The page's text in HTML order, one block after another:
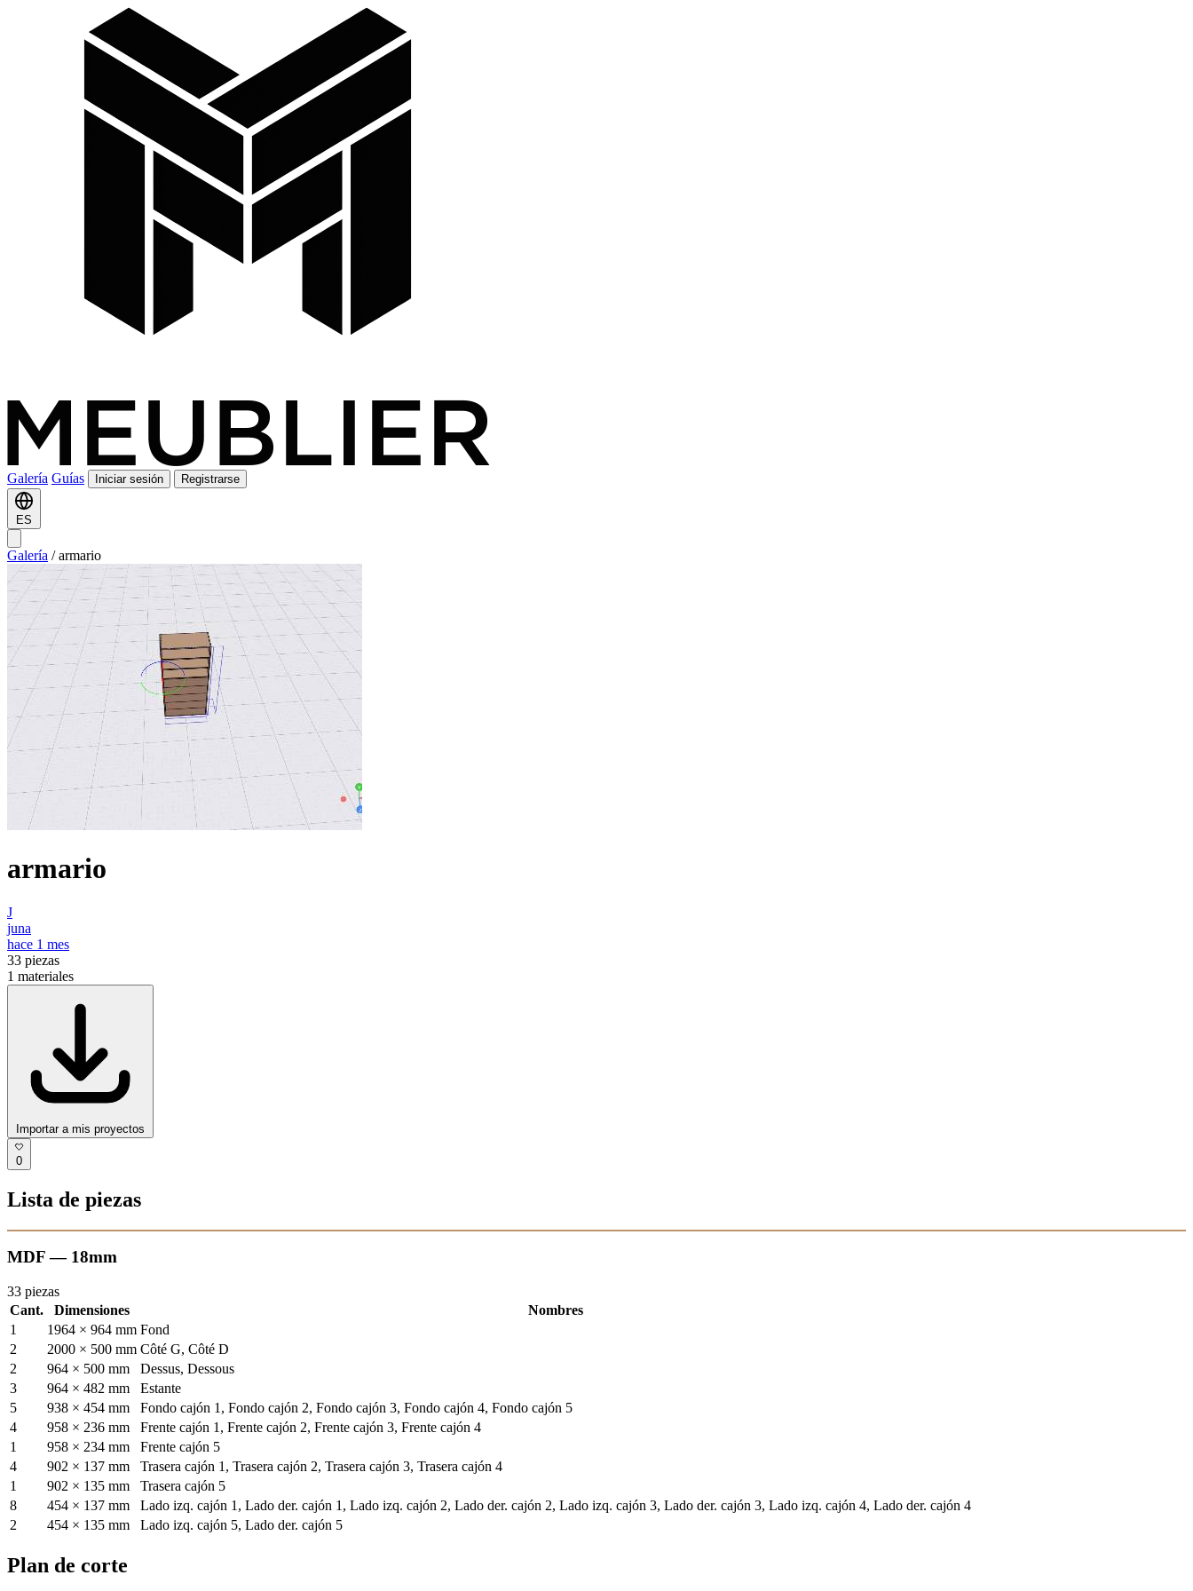
Galería Guías Iniciar sesión Registrarse
ES
Galería / armario
armario
J
juna
hace 1 mes
33 piezas
1 materiales
Importar a mis proyectos
0
Lista de piezas
MDF — 18mm
33 piezas
Cant.
Dimensiones
Nombres
1
1964 × 964 mm Fond
2
2000 × 500 mm Côté G, Côté D
2
964 × 500 mm
Dessus, Dessous
3
964 × 482 mm
Estante
5
938 × 454 mm
Fondo cajón 1, Fondo cajón 2, Fondo cajón 3, Fondo cajón 4, Fondo cajón 5
4
958 × 236 mm
Frente cajón 1, Frente cajón 2, Frente cajón 3, Frente cajón 4
1
958 × 234 mm
Frente cajón 5
4
902 × 137 mm
Trasera cajón 1, Trasera cajón 2, Trasera cajón 3, Trasera cajón 4
1
902 × 135 mm
Trasera cajón 5
8
454 × 137 mm
Lado izq. cajón 1, Lado der. cajón 1, Lado izq. cajón 2, Lado der. cajón 2, Lado izq. cajón 3, Lado der. cajón 3, Lado izq. cajón 4, Lado der. cajón 4
2
454 × 135 mm Lado izq. cajón 5, Lado der. cajón 5
Plan de corte